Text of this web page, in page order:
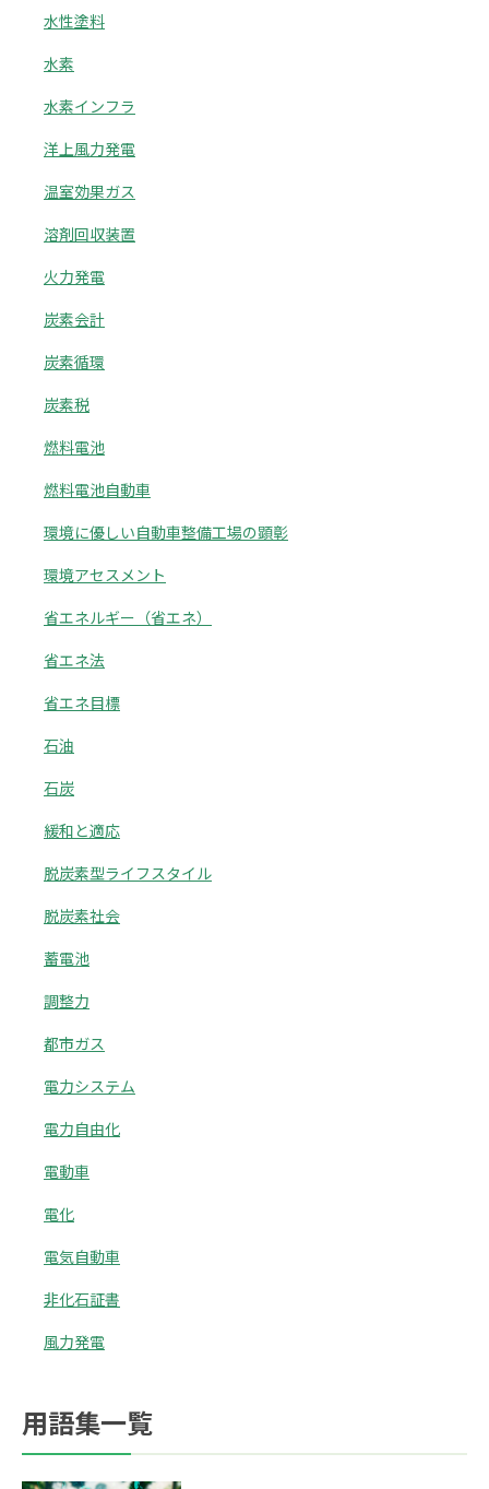
水性塗料
水素
水素インフラ
洋上風力発電
温室効果ガス
溶剤回収装置
火力発電
炭素会計
炭素循環
炭素税
燃料電池
燃料電池自動車
環境に優しい自動車整備工場の顕彰
環境アセスメント
省エネルギー（省エネ）
省エネ法
省エネ目標
石油
石炭
緩和と適応
脱炭素型ライフスタイル
脱炭素社会
蓄電池
調整力
都市ガス
電力システム
電力自由化
電動車
電化
電気自動車
非化石証書
風力発電
用語集一覧